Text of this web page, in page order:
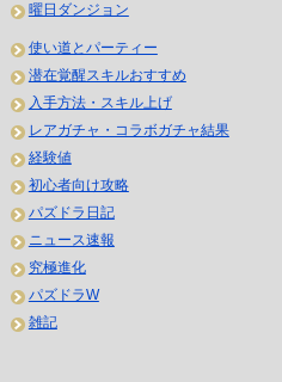
曜日ダンジョン
使い道とパーティー
潜在覚醒スキルおすすめ
入手方法・スキル上げ
レアガチャ・コラボガチャ結果
経験値
初心者向け攻略
パズドラ日記
ニュース速報
究極進化
パズドラW
雑記